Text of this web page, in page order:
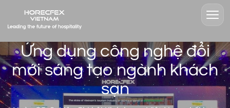
Ứng dụng công nghệ đổi
mới sáng tạo ngành khách
sạn